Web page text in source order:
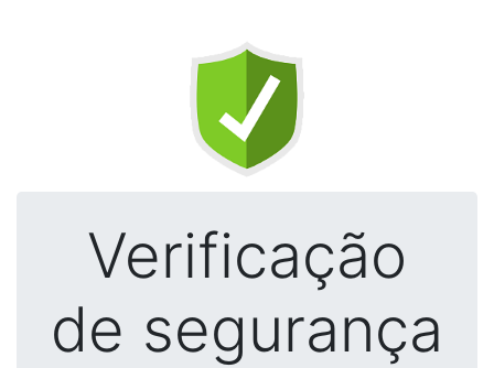
Verificação
de segurança